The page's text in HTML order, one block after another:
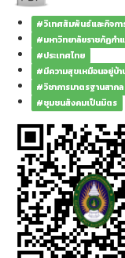
#วิเทศสัมพันธ์และกิจกา
#มหาวิทยาลัยราชภัฏกำ
#ประเทศไทย
#มีความสุขเหมือนอยู่บ้า
#วิชาการมาตรฐานสากล
#ชุมชนสังคมเป็นมิตร